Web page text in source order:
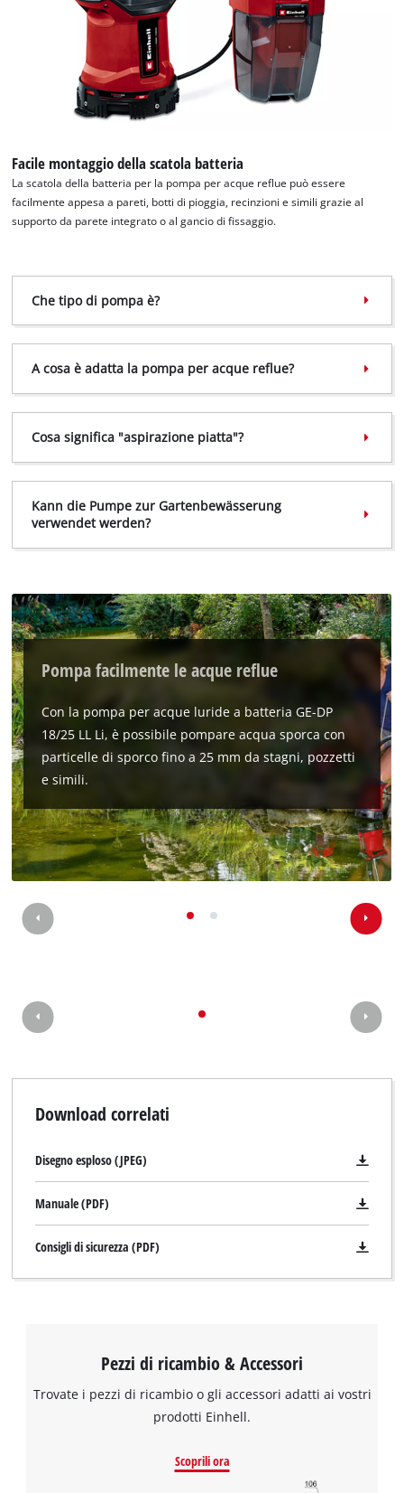
Abbiamo bisogno del vostro permesso
per caricare Google Maps!
This content is not permitted to load due
to trackers that are not disclosed to the
visitor. The website owner needs to setup
to the list of technologies used.
Powered byUsercentrics Consent
Management Platform
Facile montaggio della scatola batteria
La scatola della batteria per la pompa per acque reflue può essere
facilmente appesa a pareti, botti di pioggia, recinzioni e simili grazie al
supporto da parete integrato o al gancio di fissaggio.
Che tipo di pompa è?
A cosa è adatta la pompa per acque reflue?
Cosa significa "aspirazione piatta"?
Kann die Pumpe zur Gartenbewässerung
verwendet werden?
Pompa facilmente le acque reflue
Con la pompa per acque luride a batteria GE-DP
18/25 LL Li, è possibile pompare acqua sporca con
particelle di sporco fino a 25 mm da stagni, pozzetti
e simili.
Download correlati
Disegno esploso (JPEG)
Manuale (PDF)
Consigli di sicurezza (PDF)
Pezzi di ricambio & Accessori
Trovate i pezzi di ricambio o gli accessori adatti ai vostri
prodotti Einhell.
Scoprili ora